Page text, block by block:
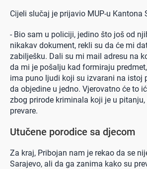
Cijeli slučaj je prijavio MUP-u Kantona
- Bio sam u policiji, jedino što još od
nikakav dokument, rekli su da će mi
zabilješku. Dali su mi mail adresu na
da mi je pošalju kad formiraju
ima puno ljudi koji su izvarani na istoj
da objedine u jedno. Vjerovatno će to
zbog prirode kriminala koji je u
prevare.
Utučene porodice sa djecom
Za kraj, Pribojan nam je rekao da se
Sarajevo, ali da ga zanima kako su